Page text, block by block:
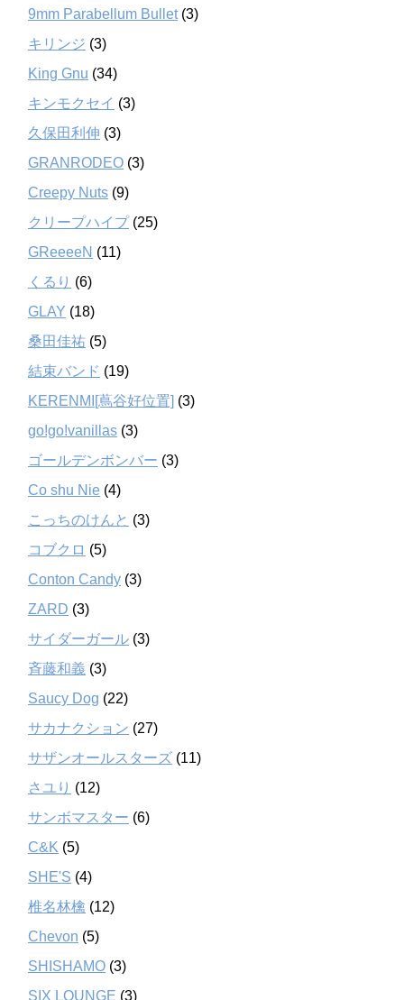
9mm Parabellum Bullet(3)
キリンジ (3)
King Gnu (34)
キンモクセイ (3)
久保田利伸 (3)
GRANRODEO (3)
Creepy Nuts (9)
クリープハイプ(25)
GReeeeN (11)
くるり (6)
GLAY (18)
桑田佳祐 (5)
結束バンド (19)
KERENMI[蔦谷好位置] (3)
go!go!vanillas (3)
ゴールデンボンバー (3)
Co shu Nie (4)
こっちのけんと (3)
コブクロ (5)
Conton Candy (3)
ZARD (3)
サイダーガール (3)
斉藤和義 (3)
Saucy Dog (22)
サカナクション (27)
サザンオールスターズ (11)
さユり (12)
サンボマスター (6)
C&K (5)
SHE'S (4)
椎名林檎 (12)
Chevon (5)
SHISHAMO (3)
SIX LOUNGE (3)